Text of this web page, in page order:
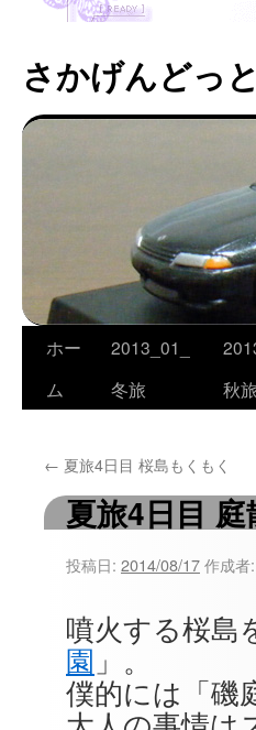
さかげんどっ
コ
ン
ツ
ホー
ム
2013_01_
冬旅
秋旅
← 夏旅4日目 桜島もくもく
夏旅4日目 庭
投稿日: 2014/08/17作成者:
噴火する桜島
園 」。
僕的には「磯